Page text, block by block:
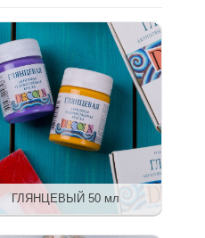
ГЛЯНЦЕВЫЙ 50 мл